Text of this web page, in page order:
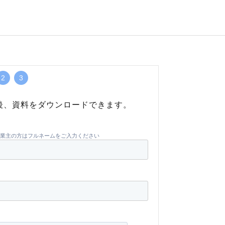
2 3
資料をダウンロードできます。
主の方はフルネームをご入力ください